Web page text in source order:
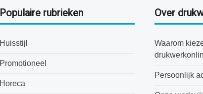
Populaire rubrieken
Huisstijl
Promotioneel
Horeca
Over
Waarom
Persoonlijk